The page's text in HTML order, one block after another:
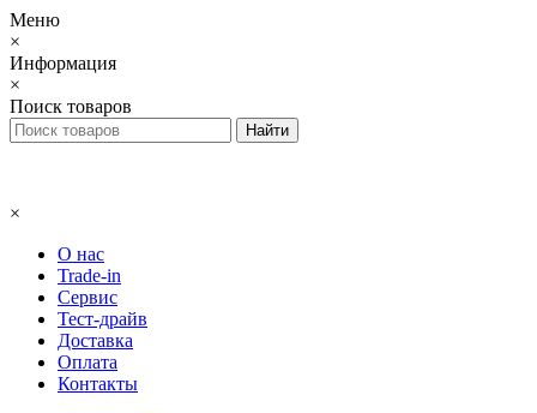
Меню
×
Информация
×
Поиск товаров
×
О нас
Trade-in
Сервис
Тест-драйв
Доставка
Оплата
Контакты